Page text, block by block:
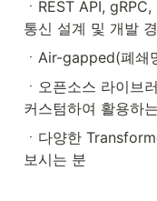
ㆍREST API,
통신 설계 및 개발
ㆍAir-gapped(폐쇄
ㆍ오픈소스 라이브
커스텀하여 활용하
ㆍ다양한
보시는 분